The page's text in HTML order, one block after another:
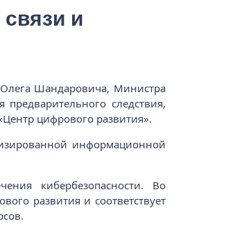
и
Олега Шандаровича, Министра
следствия,
цифрового развития».
информационной
кибербезопасности. Во
развития и соответствует